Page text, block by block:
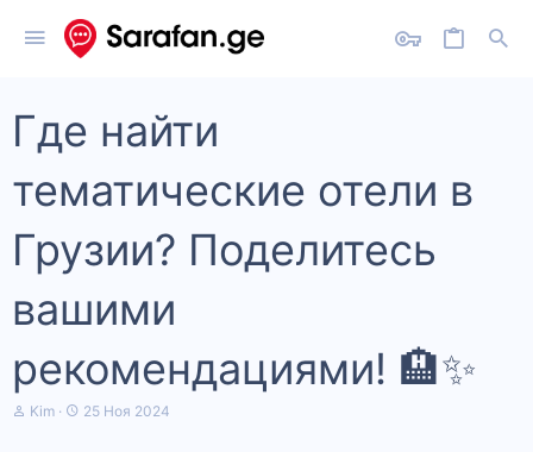
Где найти
тематические отели в
Грузии? Поделитесь
вашими
рекомендациями! 🏨✨
А
Kim
Д
25 Ноя 2024